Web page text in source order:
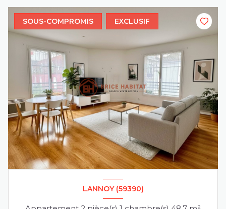
SOUS-COMPROMIS EXCLUSIF
LANNOY (59390)